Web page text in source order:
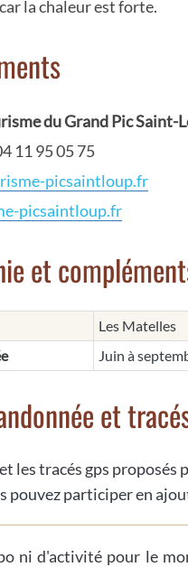
la chaleur est forte.
du Grand Pic Saint-
11 95 05 75
picsaintloup.fr
picsaintloup.fr
et
Les Matelles
Juin à
et
les tracés gps
pouvez participer en
ni d'activité pour le